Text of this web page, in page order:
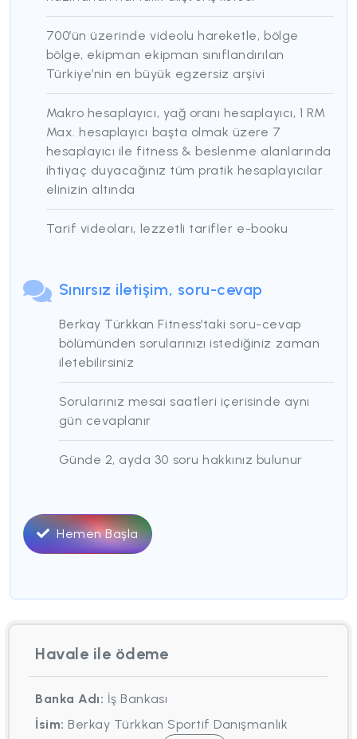
700’ün üzerinde videolu hareketle, bölge
bölge, ekipman ekipman sınıflandırılan
Türkiye’nin en büyük egzersiz arşivi
Makro hesaplayıcı, yağ oranı hesaplayıcı, 1 RM
Max. hesaplayıcı başta olmak üzere 7
hesaplayıcı ile fitness & beslenme alanlarında
ihtiyaç duyacağınız tüm pratik hesaplayıcılar
elinizin altında
Tarif videoları, lezzetli tarifler e-booku
Sınırsız iletişim, soru-cevap
Berkay Türkkan Fitness’taki soru-cevap
bölümünden sorularınızı istediğiniz zaman
iletebilirsiniz
Sorularınız mesai saatleri içerisinde aynı
gün cevaplanır
Günde 2, ayda 30 soru hakkınız bulunur
Hemen Başla
Havale ile ödeme
Banka Adı: İş Bankası
İsim: Berkay Türkkan Sportif Danışmanlık